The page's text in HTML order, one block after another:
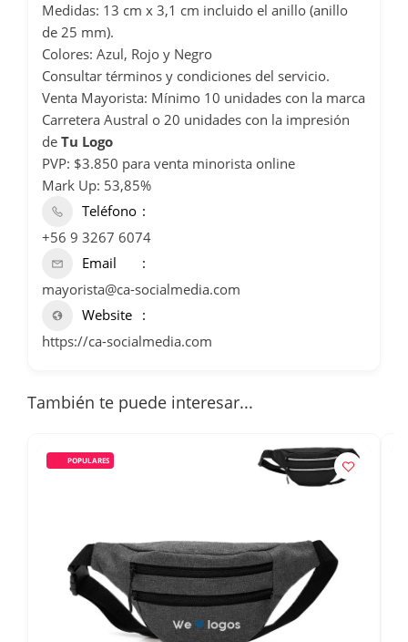
Medidas: 13 cm x 3,1 cm incluido el anillo (anillo
de 25 mm).
Colores: Azul, Rojo y Negro
Consultar términos y condiciones del servicio.
Venta Mayorista: Mínimo 10 unidades con la marca
Carretera Austral o 20 unidades con la impresión
de Tu Logo
PVP: $3.850 para venta minorista online
Mark Up: 53,85%
Teléfono
+56 9 3267 6074
Email
mayorista@ca-socialmedia.com
Website
https://ca-socialmedia.com
También te puede interesar...
POPULARES